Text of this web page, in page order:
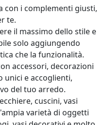
con i complementi giusti,
te.
il massimo dello stile e
solo aggiungendo
che la funzionalità.
accessori, decorazioni
unici e accoglienti,
del tuo arredo.
cuscini, vasi
varietà di oggetti